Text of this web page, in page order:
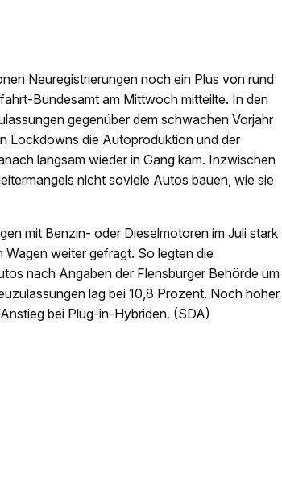
Neuregistrierungen noch ein Plus von rund
Bundesamt am Mittwoch mitteilte. In den
gegenüber dem schwachen Vorjahr
Lockdowns die Autoproduktion und der
langsam wieder in Gang kam. Inzwischen
nicht soviele Autos bauen, wie sie
mit Benzin- oder Dieselmotoren im Juli stark
weiter gefragt. So legten die
nach Angaben der Flensburger Behörde um
lag bei 10,8 Prozent. Noch höher
bei Plug-in-Hybriden. (SDA)